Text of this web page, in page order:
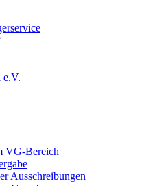
e.V.
VG-Bereich
Ausschreibungen